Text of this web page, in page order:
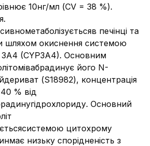
10нг/мл (CV = 38 %).
печінці та
шляхом окиснення системою
(CYP3A4). Основним
його N-
(S18982), концентрація
% від
Основний
цитохрому
низьку спорідненість з